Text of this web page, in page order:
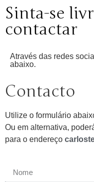
Sinta-se
contactar
Através das redes
abaixo.
Contacto
Utilize o formulário
Ou em alternativa,
para o endereço